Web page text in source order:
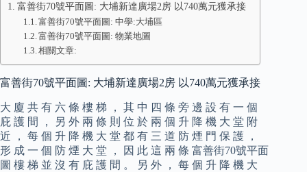
富善街70號平面圖: 大埔新達廣場2房 以740萬元獲承接
富善街70號平面圖: 中學:大埔區
富善街70號平面圖: 物業地圖
相關文章:
富善街70號平面圖: 大埔新達廣場2房 以740萬元獲承接
大 廈 共 有 六 條 樓 梯 ， 其 中 四 條 旁 邊 設 有 一 個
庇 護 間 ， 另 外 兩 條 則 位 於 兩 個 升 降 機 大 堂 附
近 ， 每 個 升 降 機 大 堂 都 有 三 道 防 煙 門 保 護 ，
形 成 一 個 防 煙 大 堂 ， 因 此 這 兩 條 富善街70號平面
圖 樓 梯 並 沒 有 庇 護 間 。 另 外 ， 每 個 升 降 機 大